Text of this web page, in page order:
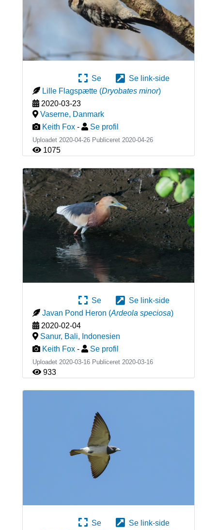
Se
Se link-side
Lille Flagspætte (Dryobates minor)
2020-03-23
Vaserne, Danmark
Keith Fox - Se profil
Uploadet 2020-04-26 Publiceret 2020-04-26
1075
Se
Se link-side
Javan Pond Heron (Ardeola speciosa)
2020-02-04
Sanur, Bali, Indonesien
Keith Fox - Se profil
Uploadet 2020-03-16 Publiceret 2020-03-16
933
Se
Se link-side